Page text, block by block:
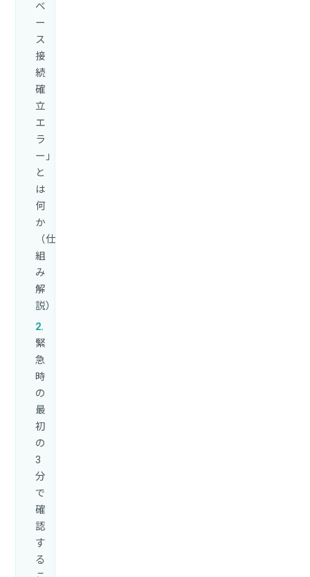
ベ
ー
ス
接
続
確
立
エ
ラ
ー」
と
は
何
か
（仕
組
み
解
説）
緊
急
時
の
最
初
の
3
分
で
確
認
す
る